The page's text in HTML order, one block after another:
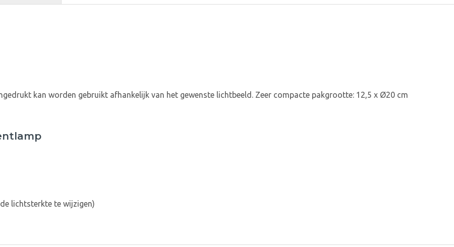
kan worden gebruikt afhankelijk van het gewenste lichtbeeld. Zeer compacte pakgrootte: 12,5 x Ø20 cm
lichtsterkte te wijzigen)